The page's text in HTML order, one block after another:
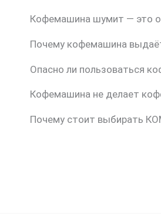
Кофемашина шумит — это
Почему кофемашина
Опасно ли пользоваться
Кофемашина не делает
Почему стоит выбирать